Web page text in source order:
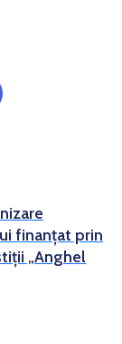
finanțat prin
„Anghel